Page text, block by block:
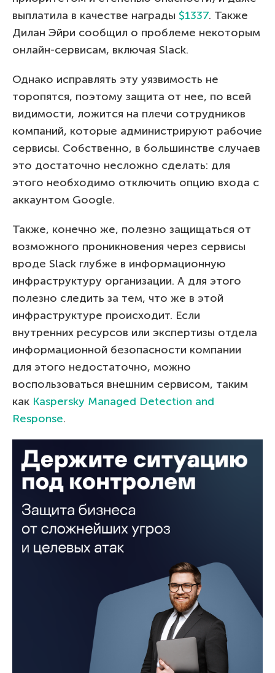
выплатила в качестве награды $1337. Также
Дилан Эйри сообщил о проблеме некоторым
онлайн-сервисам, включая Slack.
Однако исправлять эту уязвимость не
торопятся, поэтому защита от нее, по всей
видимости, ложится на плечи сотрудников
компаний, которые администрируют рабочие
сервисы. Собственно, в большинстве случаев
это достаточно несложно сделать: для
этого необходимо отключить опцию входа с
аккаунтом Google.
Также, конечно же, полезно защищаться от
возможного проникновения через сервисы
вроде Slack глубже в информационную
инфраструктуру организации. А для этого
полезно следить за тем, что же в этой
инфраструктуре происходит. Если
внутренних ресурсов или экспертизы отдела
информационной безопасности компании
для этого недостаточно, можно
воспользоваться внешним сервисом, таким
как Kaspersky Managed Detection and
Response.